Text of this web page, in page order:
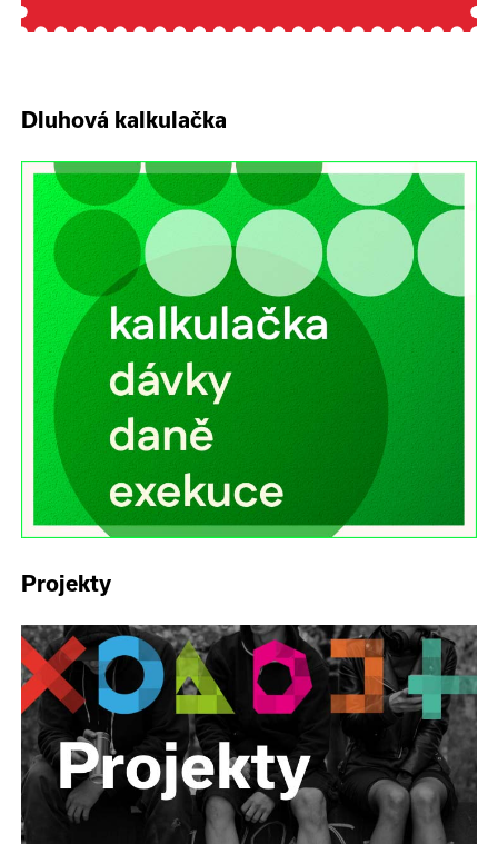
Dluhová kalkulačka
Projekty